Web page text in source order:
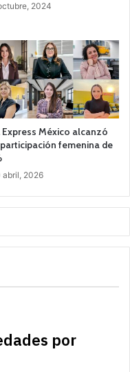
2024
Express México alcanzó
femenina de
abril, 2026
por